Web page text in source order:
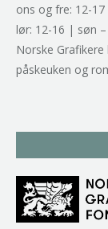
ons og fre: 12-
lør: 12-16 | søn
Norske
påskeuken og